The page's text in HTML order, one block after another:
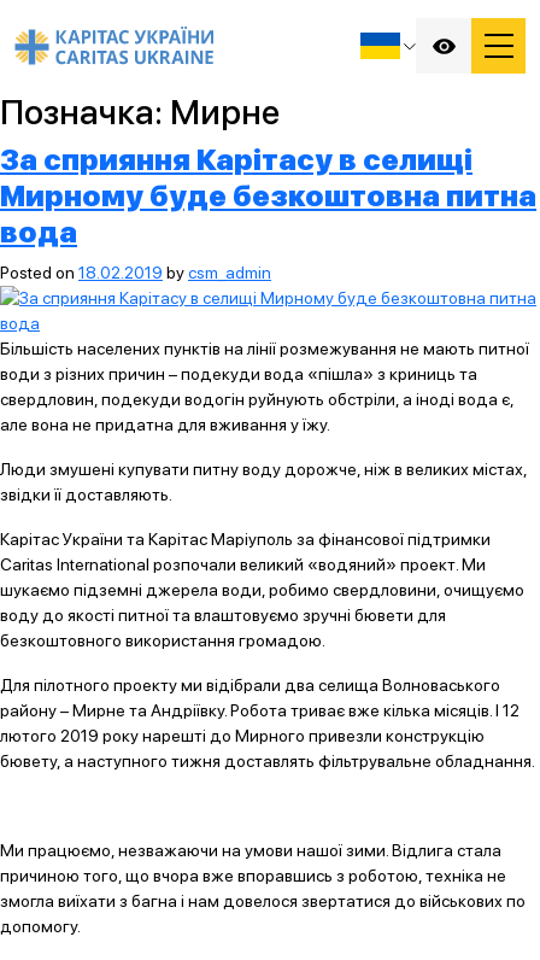
Позначка: Мирне
За сприяння Карітасу в селищі
Мирному буде безкоштовна питна
вода
Posted on 18.02.2019 bycsm_admin
Більшість населених пунктів на лінії розмежування не мають питної
води з різних причин – подекуди вода «пішла» з криниць та
свердловин, подекуди водогін руйнують обстріли, а іноді вода є,
але вона не придатна для вживання у їжу.
Люди змушені купувати питну воду дорожче, ніж в великих містах,
звідки її доставляють.
Карітас України та Карітас Маріуполь за фінансової підтримки
Caritas International розпочали великий «водяний» проект. Ми
шукаємо підземні джерела води, робимо свердловини, очищуємо
воду до якості питної та влаштовуємо зручні бювети для
безкоштовного використання громадою.
Для пілотного проекту ми відібрали два селища Волноваського
району – Мирне та Андріївку. Робота триває вже кілька місяців. І 12
лютого 2019 року нарешті до Мирного привезли конструкцію
бювету, а наступного тижня доставлять фільтрувальне обладнання.
Ми працюємо, незважаючи на умови нашої зими. Відлига стала
причиною того, що вчора вже впоравшись з роботою, техніка не
змогла виїхати з багна і нам довелося звертатися до військових по
допомогу.